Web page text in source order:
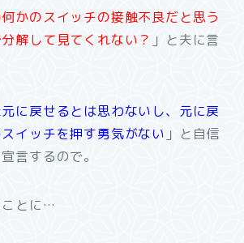
かのスイッチの接触不良だと思う
解して見てくれない？ 」と夫に言
に戻せるとは思わないし、元に戻
イッチを押す勇気がない 」と自信
言するので。
ことに…